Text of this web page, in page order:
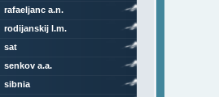
rafaeljanc a.n.
rodijanskij l.m.
sat
senkov a.a.
sibnia